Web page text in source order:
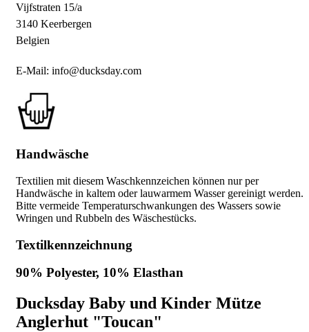
Vijfstraten 15/a
3140 Keerbergen
Belgien
E-Mail: info@ducksday.com
Handwäsche
Textilien mit diesem Waschkennzeichen können nur per
Handwäsche in kaltem oder lauwarmem Wasser gereinigt werden.
Bitte vermeide Temperaturschwankungen des Wassers sowie
Wringen und Rubbeln des Wäschestücks.
Textilkennzeichnung
90% Polyester, 10% Elasthan
Ducksday Baby und Kinder Mütze
Anglerhut "Toucan"